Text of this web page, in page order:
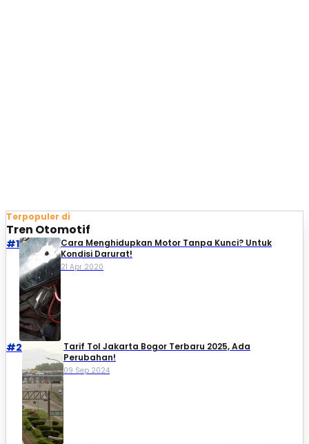
Terpopuler di
Tren Otomotif
#1
Cara Menghidupkan Motor Tanpa Kunci? Untuk
Kondisi Darurat!
21 Apr 2020
#2
Tarif Tol Jakarta Bogor Terbaru 2025, Ada
Perubahan!
09 Sep 2024